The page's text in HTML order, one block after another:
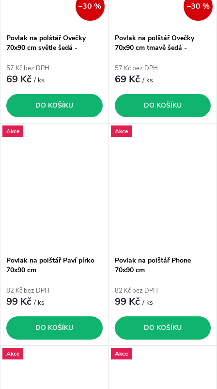
–30 %
Povlak na polštář Ovečky
70x90 cm světle šedá -
57 Kč bez DPH
69 Kč/ ks
DO KOŠÍKU
–30 %
Povlak na polštář Ovečky
70x90 cm tmavě šedá -
57 Kč bez DPH
69 Kč/ ks
DO KOŠÍKU
Akce
Povlak na polštář Paví pírko
70x90 cm
82 Kč bez DPH
99 Kč/ ks
DO KOŠÍKU
Akce
Povlak na polštář Phone
70x90 cm
82 Kč bez DPH
99 Kč/ ks
DO KOŠÍKU
Akce Akce